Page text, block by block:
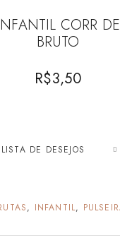
CORR
BRUTO
R$3,50
DE DESEJOS
, INFANTIL,